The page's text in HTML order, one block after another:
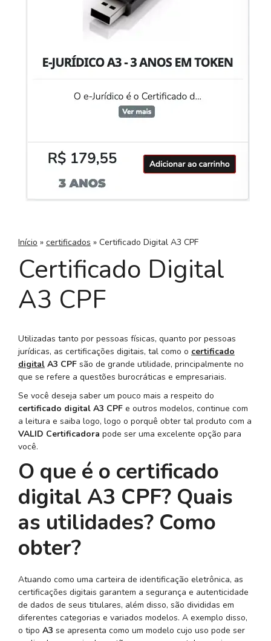
Início » certificados » Certificado Digital A3 CPF
Certificado Digital
A3 CPF
Utilizadas tanto por pessoas físicas, quanto por pessoas
jurídicas, as certificações digitais, tal como o certificado
digital A3 CPF são de grande utilidade, principalmente no
que se refere a questões burocráticas e empresariais.
Se você deseja saber um pouco mais a respeito do
certificado digital A3 CPF e outros modelos, continue com
a leitura e saiba logo, logo o porquê obter tal produto com a
VALID Certificadora pode ser uma excelente opção para
você.
O que é o certificado
digital A3 CPF? Quais
as utilidades? Como
obter?
Atuando como uma carteira de identificação eletrônica, as
certificações digitais garantem a segurança e autenticidade
de dados de seus titulares, além disso, são divididas em
diferentes categorias e variados modelos. A exemplo disso,
o tipo A3 se apresenta como um modelo cujo uso pode ser